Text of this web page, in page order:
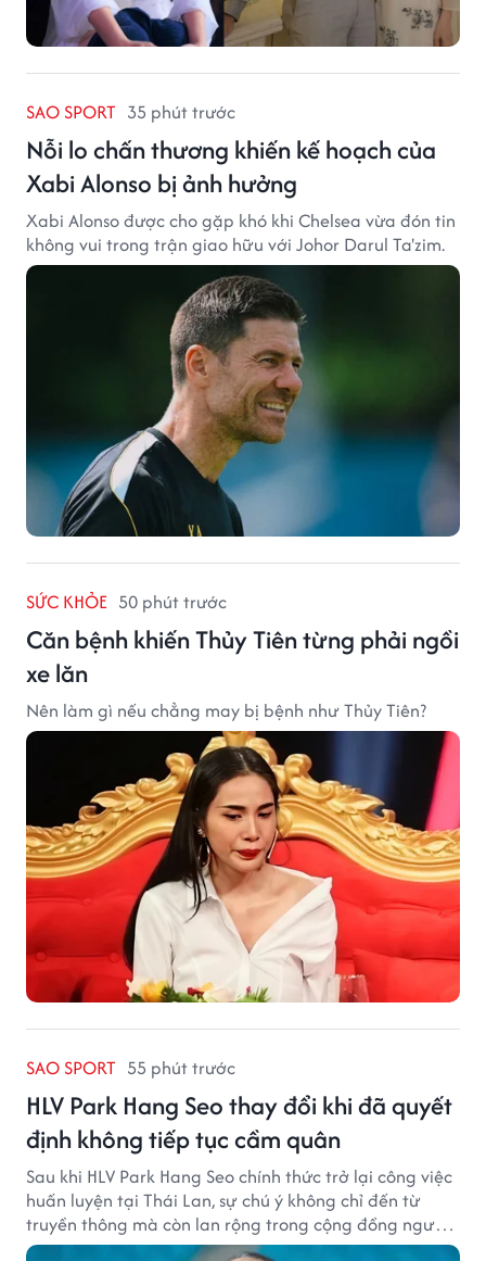
SAO SPORT 35 phút trước
Nỗi lo chấn thương khiến kế hoạch của
Xabi Alonso bị ảnh hưởng
Xabi Alonso được cho gặp khó khi Chelsea vừa đón tin
không vui trong trận giao hữu với Johor Darul Ta'zim.
SỨC KHỎE 50 phút trước
Căn bệnh khiến Thủy Tiên từng phải ngồi
xe lăn
Nên làm gì nếu chẳng may bị bệnh như Thủy Tiên?
SAO SPORT 55 phút trước
HLV Park Hang Seo thay đổi khi đã quyết
định không tiếp tục cầm quân
Sau khi HLV Park Hang Seo chính thức trở lại công việc
huấn luyện tại Thái Lan, sự chú ý không chỉ đến từ
truyền thông mà còn lan rộng trong cộng đồng người
hâm mộ bóng đá nước này.